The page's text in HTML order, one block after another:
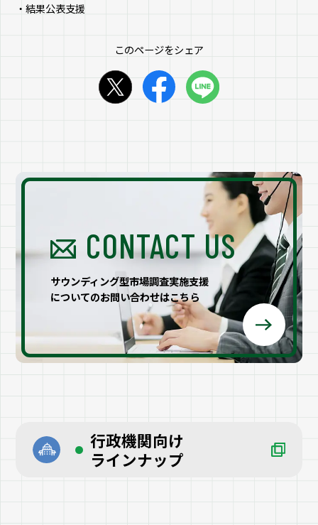
・結果公表支援
このページをシェア
CONTACT US
サウンディング型市場調査実施支援
についてのお問い合わせはこちら
行政機関向け
ラインナップ